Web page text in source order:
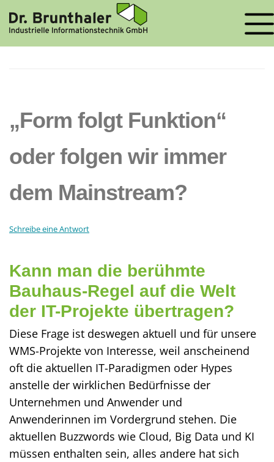
STARTSEITE»CLOUD
„Form folgt Funktion“
oder folgen wir immer
dem Mainstream?
Schreibe eine Antwort
Kann man die berühmte
Bauhaus-Regel auf die Welt
der IT-Projekte übertragen?
Diese Frage ist deswegen aktuell und für unsere
WMS-Projekte von Interesse, weil anscheinend
oft die aktuellen IT-Paradigmen oder Hypes
anstelle der wirklichen Bedürfnisse der
Unternehmen und Anwender und
Anwenderinnen im Vordergrund stehen. Die
aktuellen Buzzwords wie Cloud, Big Data und KI
müssen enthalten sein, alles andere hat sich